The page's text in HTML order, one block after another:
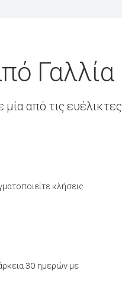
Γαλλία
από τις ευέλικτες
κλήσεις
30 ημερών με